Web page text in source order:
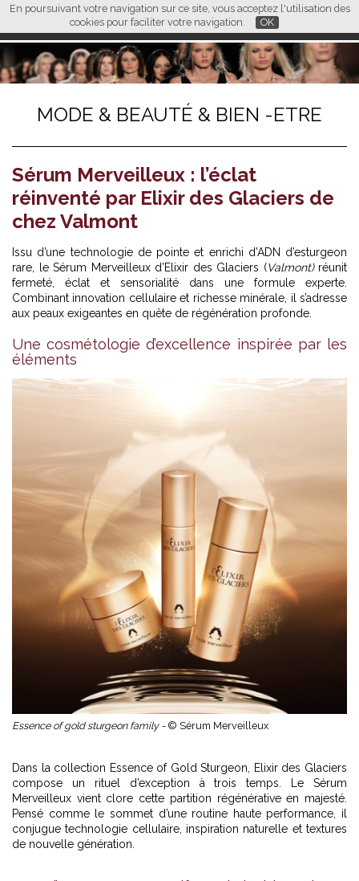
En poursuivant votre navigation sur ce site, vous acceptez l'utilisation des
cookies pour faciliter votre navigation.
OK
FR EN CN
L M
MODE & BEAUTÉ & BIEN -ETRE
Sérum Merveilleux : l’éclat
réinventé par Elixir des Glaciers de
chez Valmont
Issu d’une technologie de pointe et enrichi d’ADN d’esturgeon
rare, le Sérum Merveilleux d’Elixir des Glaciers (Valmont) réunit
fermeté, éclat et sensorialité dans une formule experte.
Combinant innovation cellulaire et richesse minérale, il s’adresse
aux peaux exigeantes en quête de régénération profonde.
Une cosmétologie d’excellence inspirée par les
éléments
Essence of gold sturgeon family - © Sérum Merveilleux
Dans la collection Essence of Gold Sturgeon, Elixir des Glaciers
compose un rituel d’exception à trois temps. Le Sérum
Merveilleux vient clore cette partition régénérative en majesté.
Pensé comme le sommet d’une routine haute performance, il
conjugue technologie cellulaire, inspiration naturelle et textures
de nouvelle génération.